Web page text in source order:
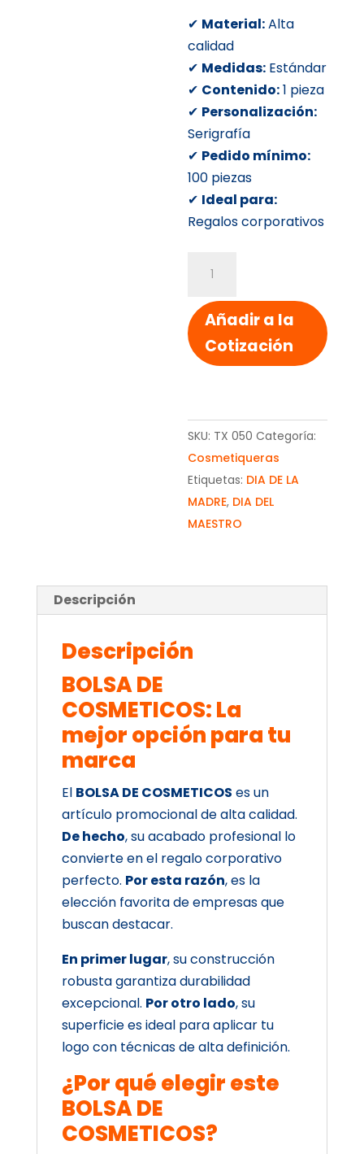
✔ Material:Alta
calidad
✔ Medidas: Estándar
✔ Contenido:1 pieza
✔ Personalización:
Serigrafía
✔ Pedido mínimo:
100 piezas
✔ Ideal para:
Regalos corporativos
COSMETICOS
cantidad
Añadir a la
Cotización
SKU: TX 050 Categoría:
Cosmetiqueras
Etiquetas: DIA DE LA
MADRE, DIA DEL
MAESTRO
Descripción
Descripción
BOLSA DE
COSMETICOS: La
mejor opción para tu
marca
El BOLSA DE COSMETICOS es un
artículo promocional de alta calidad.
De hecho, su acabado profesional lo
convierte en el regalo corporativo
perfecto. Por esta razón, es la
elección favorita de empresas que
buscan destacar.
En primer lugar, su construcción
robusta garantiza durabilidad
excepcional. Por otro lado, su
superficie es ideal para aplicar tu
logo con técnicas de alta definición.
¿Por qué elegir este
BOLSA DE
COSMETICOS?